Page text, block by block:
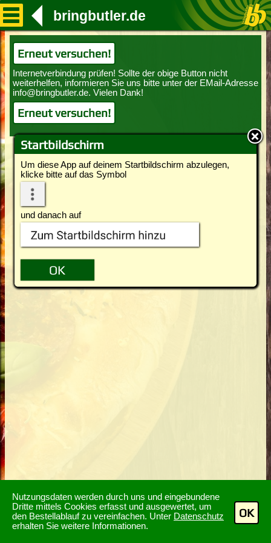
Nutzungsdaten werden durch uns und eingebundene
Dritte mittels Cookies erfasst und ausgewertet, um
den Bestellablauf zu vereinfachen. Unter Datenschutz
erhalten Sie weitere Informationen.
OK
Startbildschirm
Um diese App auf deinem Startbildschirm abzulegen,
klicke bitte auf das Symbol
und danach auf
bringbutler.de
Erneut versuchen!
Erneut versuchen!